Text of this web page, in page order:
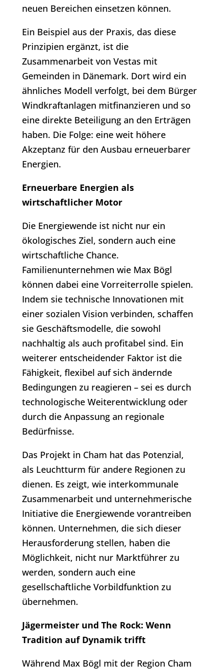
neuen Bereichen einsetzen können.
Ein Beispiel aus der Praxis, das diese
Prinzipien ergänzt, ist die
Zusammenarbeit von Vestas mit
Gemeinden in Dänemark. Dort wird ein
ähnliches Modell verfolgt, bei dem Bürger
Windkraftanlagen mitfinanzieren und so
eine direkte Beteiligung an den Erträgen
haben. Die Folge: eine weit höhere
Akzeptanz für den Ausbau erneuerbarer
Energien.
Erneuerbare Energien als
wirtschaftlicher Motor
Die Energiewende ist nicht nur ein
ökologisches Ziel, sondern auch eine
wirtschaftliche Chance.
Familienunternehmen wie Max Bögl
können dabei eine Vorreiterrolle spielen.
Indem sie technische Innovationen mit
einer sozialen Vision verbinden, schaffen
sie Geschäftsmodelle, die sowohl
nachhaltig als auch profitabel sind. Ein
weiterer entscheidender Faktor ist die
Fähigkeit, flexibel auf sich ändernde
Bedingungen zu reagieren – sei es durch
technologische Weiterentwicklung oder
durch die Anpassung an regionale
Bedürfnisse.
Das Projekt in Cham hat das Potenzial,
als Leuchtturm für andere Regionen zu
dienen. Es zeigt, wie interkommunale
Zusammenarbeit und unternehmerische
Initiative die Energiewende vorantreiben
können. Unternehmen, die sich dieser
Herausforderung stellen, haben die
Möglichkeit, nicht nur Marktführer zu
werden, sondern auch eine
gesellschaftliche Vorbildfunktion zu
übernehmen.
Jägermeister und The Rock: Wenn
Tradition auf Dynamik trifft
Während Max Bögl mit der Region Cham